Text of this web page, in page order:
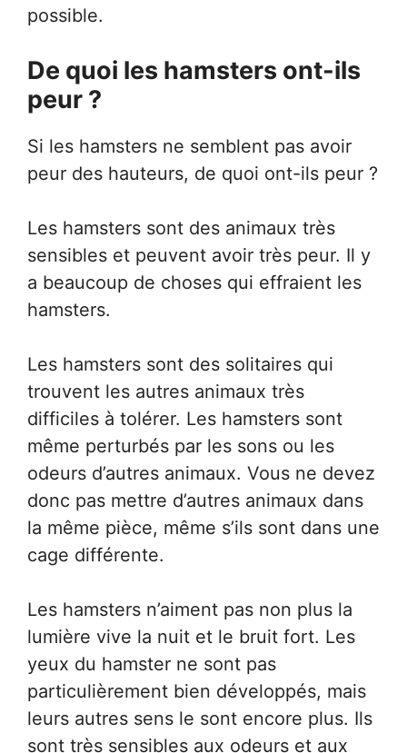
possible.
De quoi les hamsters ont-ils
peur ?
Si les hamsters ne semblent pas avoir
peur des hauteurs, de quoi ont-ils peur ?
Les hamsters sont des animaux très
sensibles et peuvent avoir très peur. Il y
a beaucoup de choses qui effraient les
hamsters.
Les hamsters sont des solitaires qui
trouvent les autres animaux très
difficiles à tolérer. Les hamsters sont
même perturbés par les sons ou les
odeurs d’autres animaux. Vous ne devez
donc pas mettre d’autres animaux dans
la même pièce, même s’ils sont dans une
cage différente.
Les hamsters n’aiment pas non plus la
lumière vive la nuit et le bruit fort. Les
yeux du hamster ne sont pas
particulièrement bien développés, mais
leurs autres sens le sont encore plus. Ils
sont très sensibles aux odeurs et aux